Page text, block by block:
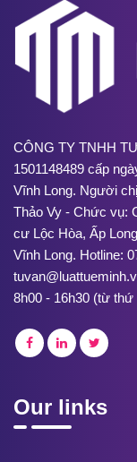
CÔNG TY TNHH
1501148489 cấp
Vĩnh Long. Người
Thảo Vy - Chức vụ:
cư Lộc Hòa, Ấp
Vĩnh Long. Hotline:
8h00 - 16h30 (từ thứ
Our links